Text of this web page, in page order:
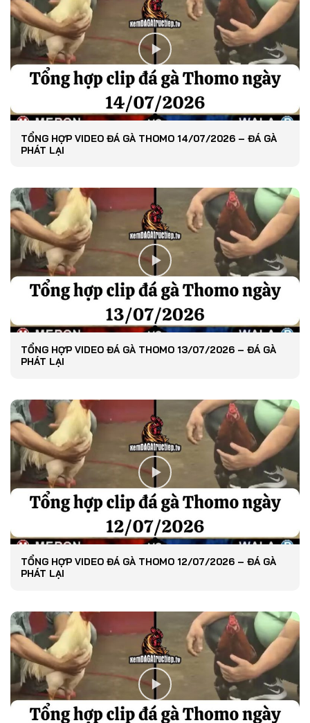
TỔNG HỢP VIDEO ĐÁ GÀ THOMO 14/07/2026 – ĐÁ GÀ
PHÁT LẠI
TỔNG HỢP VIDEO ĐÁ GÀ THOMO 13/07/2026 – ĐÁ GÀ
PHÁT LẠI
TỔNG HỢP VIDEO ĐÁ GÀ THOMO 12/07/2026 – ĐÁ GÀ
PHÁT LẠI